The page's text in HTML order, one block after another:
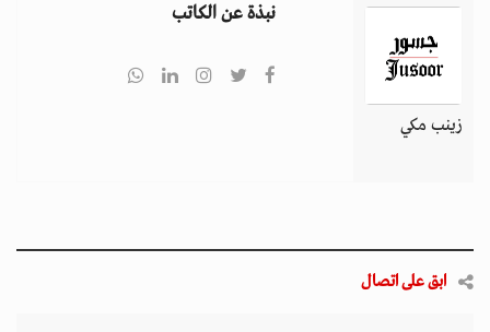
زينب مكي
نبذة عن الكاتب
ابق على اتصال